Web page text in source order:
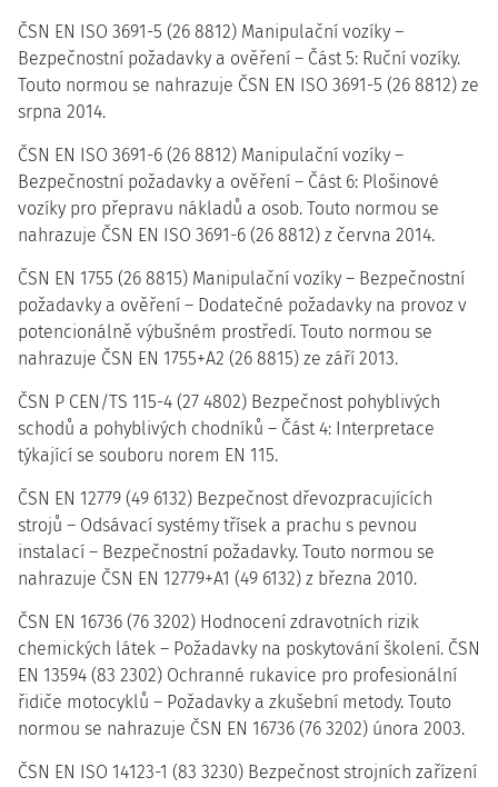
ČSN EN ISO 3691-5 (26 8812) Manipulační vozíky –
Bezpečnostní požadavky a ověření – Část 5: Ruční vozíky.
Touto normou se nahrazuje ČSN EN ISO 3691-5 (26 8812) ze
srpna 2014.
ČSN EN ISO 3691-6 (26 8812) Manipulační vozíky –
Bezpečnostní požadavky a ověření – Část 6: Plošinové
vozíky pro přepravu nákladů a osob. Touto normou se
nahrazuje ČSN EN ISO 3691-6 (26 8812) z června 2014.
ČSN EN 1755 (26 8815) Manipulační vozíky – Bezpečnostní
požadavky a ověření – Dodatečné požadavky na provoz v
potencionálně výbušném prostředí. Touto normou se
nahrazuje ČSN EN 1755+A2 (26 8815) ze září 2013.
ČSN P CEN/TS 115-4 (27 4802) Bezpečnost pohyblivých
schodů a pohyblivých chodníků – Část 4: Interpretace
týkající se souboru norem EN 115.
ČSN EN 12779 (49 6132) Bezpečnost dřevozpracujících
strojů – Odsávací systémy třísek a prachu s pevnou
instalací – Bezpečnostní požadavky. Touto normou se
nahrazuje ČSN EN 12779+A1 (49 6132) z března 2010.
ČSN EN 16736 (76 3202) Hodnocení zdravotních rizik
chemických látek – Požadavky na poskytování školení. ČSN
EN 13594 (83 2302) Ochranné rukavice pro profesionální
řidiče motocyklů – Požadavky a zkušební metody. Touto
normou se nahrazuje ČSN EN 16736 (76 3202) února 2003.
ČSN EN ISO 14123-1 (83 3230) Bezpečnost strojních zařízení